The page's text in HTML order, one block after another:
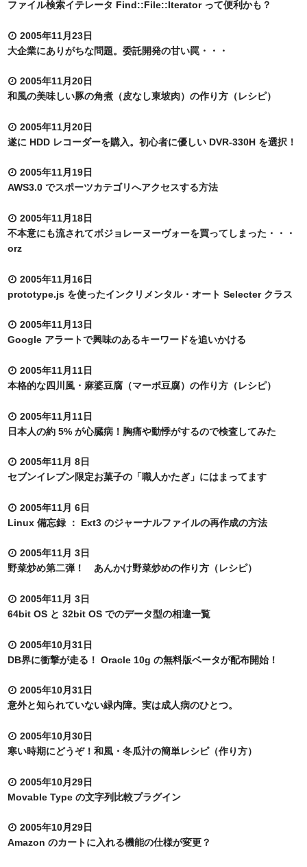
ファイル検索イテレータ Find::File::Iterator って便利かも？
2005年11月23日
大企業にありがちな問題。委託開発の甘い罠・・・
2005年11月20日
和風の美味しい豚の角煮（皮なし東坡肉）の作り方（レシピ）
2005年11月20日
遂に HDD レコーダーを購入。初心者に優しい DVR-330H を選択！
2005年11月19日
AWS3.0 でスポーツカテゴリへアクセスする方法
2005年11月18日
不本意にも流されてボジョレーヌーヴォーを買ってしまった・・・
orz
2005年11月16日
prototype.js を使ったインクリメンタル・オート Selecter クラス
2005年11月13日
Google アラートで興味のあるキーワードを追いかける
2005年11月11日
本格的な四川風・麻婆豆腐（マーボ豆腐）の作り方（レシピ）
2005年11月11日
日本人の約 5% が心臓病！胸痛や動悸がするので検査してみた
2005年11月 8日
セブンイレブン限定お菓子の「職人かたぎ」にはまってます
2005年11月 6日
Linux 備忘録 ： Ext3 のジャーナルファイルの再作成の方法
2005年11月 3日
野菜炒め第二弾！ あんかけ野菜炒めの作り方（レシピ）
2005年11月 3日
64bit OS と 32bit OS でのデータ型の相違一覧
2005年10月31日
DB界に衝撃が走る！ Oracle 10g の無料版ベータが配布開始！
2005年10月31日
意外と知られていない緑内障。実は成人病のひとつ。
2005年10月30日
寒い時期にどうぞ！和風・冬瓜汁の簡単レシピ（作り方）
2005年10月29日
Movable Type の文字列比較プラグイン
2005年10月29日
Amazon のカートに入れる機能の仕様が変更？